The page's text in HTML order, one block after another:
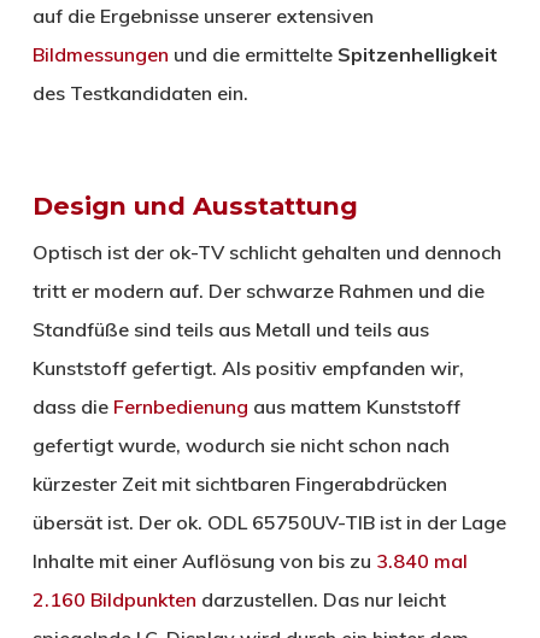
auf die Ergebnisse unserer extensiven
Bildmessungen und die ermittelte Spitzenhelligkeit
des Testkandidaten ein.
Design und Ausstattung
Optisch ist der ok-TV schlicht gehalten und dennoch
tritt er modern auf. Der schwarze Rahmen und die
Standfüße sind teils aus Metall und teils aus
Kunststoff gefertigt. Als positiv empfanden wir,
dass die Fernbedienung aus mattem Kunststoff
gefertigt wurde, wodurch sie nicht schon nach
kürzester Zeit mit sichtbaren Fingerabdrücken
übersät ist. Der ok. ODL 65750UV-TIB ist in der Lage
Inhalte mit einer Auflösung von bis zu 3.840 mal
2.160 Bildpunkten darzustellen. Das nur leicht